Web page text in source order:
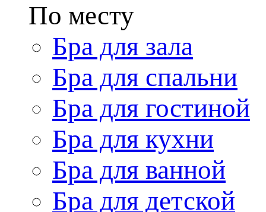
По месту
Бра для зала
Бра для спальни
Бра для гостиной
Бра для кухни
Бра для ванной
Бра для детской